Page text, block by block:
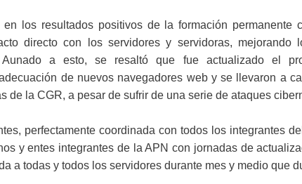
en los resultados positivos de la formación permanente
directo con los servidores y servidoras, mejorando
Aunado a esto, se resaltó que fue actualizado el
de nuevos navegadores web y se llevaron a
de la CGR, a pesar de sufrir de una serie de ataques
perfectamente coordinada con todos los integrantes
y entes integrantes de la APN con jornadas de
a todas y todos los servidores durante mes y medio que